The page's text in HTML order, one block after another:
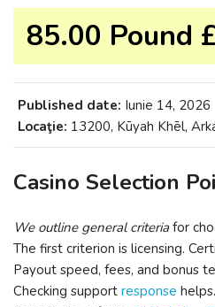
85.00 Pound
Published date: Iunie 14, 2026
Locaţie: 13200, Kūyah Khēl,
Casino Selection
We outline general criteriafor
The first criterion is licensing.
Payout speed, fees, and bonus
Checking support response helps.